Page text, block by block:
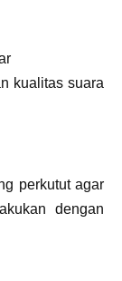
kualitas suara
perkutut agar
dengan